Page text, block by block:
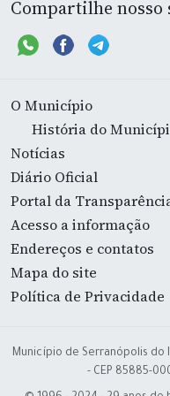
Compartilhe nosso
O Município
História do
Notícias
Diário Oficial
Portal da
Acesso a informação
Endereços e contatos
Mapa do site
Política de Privacidade
Município de Serranópolis do
- CEP 85885-